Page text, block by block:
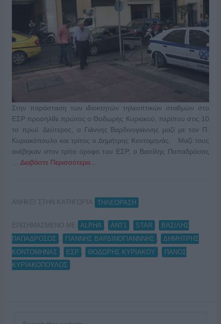
Στην παράσταση των ιδιοκτητών τηλεοπτικών σταθμών στο
ΕΣΡ προσήλθε πρώτος ο Θοδωρής Κυριακού, περίπου στις 10
το πρωί. Δεύτερος, ο Γιάννης Βαρδινογιάννης μαζί με τον Π.
Κυριακόπουλο και τρίτος ο Δημήτρης Κοντομηνάς. Μαζί τους
ανέβηκαν στον τρίτο όροφο του ΕΣΡ, ο Βασίλης Παπαδρόσος
… Διαβάστε Περισσότερα...
ΑΝΗΚΕΙ ΣΤΗΝ ΚΑΤΗΓΟΡΙΑ: ΤΗΛΕΟΡΑΣΗ
ΕΠΙΣΗΜΑΣΜΕΝΟ ΜΕ: ALPHA ANT1 STAR
ΒΑΣΙΛΗΣ
ΠΑΠΑΔΡΟΣΟΣ
ΓΙΑΝΝΗΣ ΒΑΡΔΙΝΟΓΙΑΝΝΝΗΣ
ΔΗΜΗΤΡΗΣ
ΚΟΝΤΟΜΗΝΑΣ
ΕΣΡ ΘΟΔΩΡΗΣ ΚΥΡΙΑΚΟΥ
ΠΑΝΟΣ
ΚΥΡΙΑΚΟΠΟΥΛΟΣ